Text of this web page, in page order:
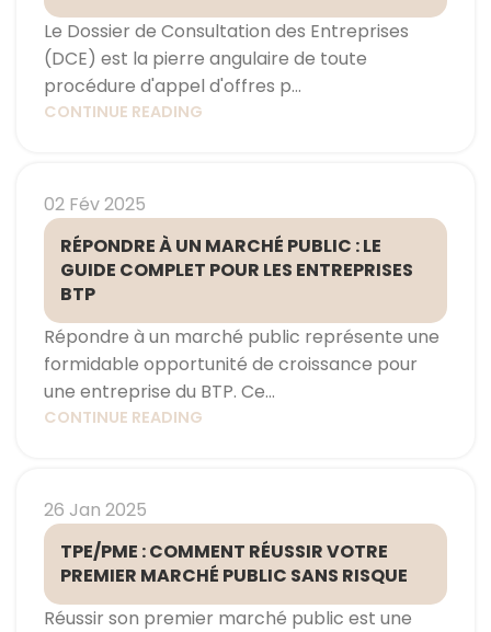
Le Dossier de Consultation des Entreprises
(DCE) est la pierre angulaire de toute
procédure d'appel d'offres p...
CONTINUE READING
02 Fév 2025
RÉPONDRE À UN MARCHÉ PUBLIC : LE
GUIDE COMPLET POUR LES ENTREPRISES
BTP
Répondre à un marché public représente une
formidable opportunité de croissance pour
une entreprise du BTP. Ce...
CONTINUE READING
26 Jan 2025
TPE/PME : COMMENT RÉUSSIR VOTRE
PREMIER MARCHÉ PUBLIC SANS RISQUE
Réussir son premier marché public est une